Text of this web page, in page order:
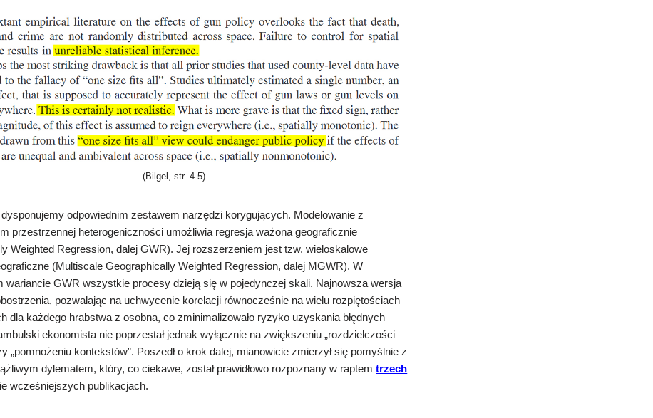
(Bilgel, str. 4-5)
odpowiednim zestawem narzędzi korygujących. Modelowanie z
przestrzennej heterogeniczności umożliwia regresja ważona geograficznie
Weighted Regression, dalej GWR). Jej rozszerzeniem jest tzw. wieloskalowe
(Multiscale Geographically Weighted Regression, dalej MGWR). W
wariancie GWR wszystkie procesy dzieją się w pojedynczej skali. Najnowsza wersja
pozwalając na uchwycenie korelacji równocześnie na wielu rozpiętościach
dla każdego hrabstwa z osobna, co zminimalizowało ryzyko uzyskania błędnych
ekonomista nie poprzestał jednak wyłącznie na zwiększeniu „rozdzielczości
„pomnożeniu kontekstów”. Poszedł o krok dalej, mianowicie zmierzył się pomyślnie z
dylematem, który, co ciekawe, został prawidłowo rozpoznany w raptemtrzech
wcześniejszych publikacjach.